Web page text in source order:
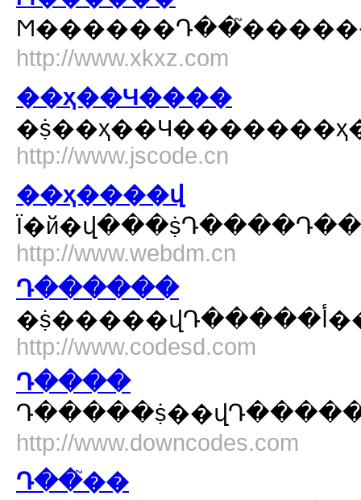
http://www.xkxz.com
��ҳ��Ч����
http://www.jscode.cn
��ҳ����վ
Ϊ�й�վ���ṩԴ����Դ��
http://www.webdm.cn
Դ������
http://www.codesd.com
Դ����
http://www.downcodes.com
Դ��֮��